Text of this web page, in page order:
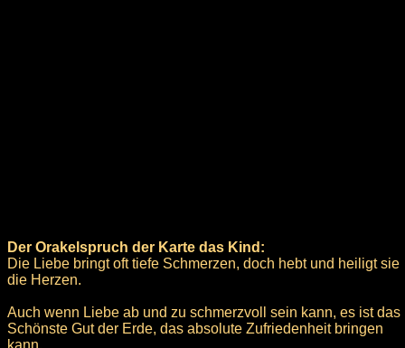
Der Orakelspruch der Karte das Kind:
Die Liebe bringt oft tiefe Schmerzen, doch hebt und heiligt sie
die Herzen.
Auch wenn Liebe ab und zu schmerzvoll sein kann, es ist das
Schönste Gut der Erde, das absolute Zufriedenheit bringen
kann.